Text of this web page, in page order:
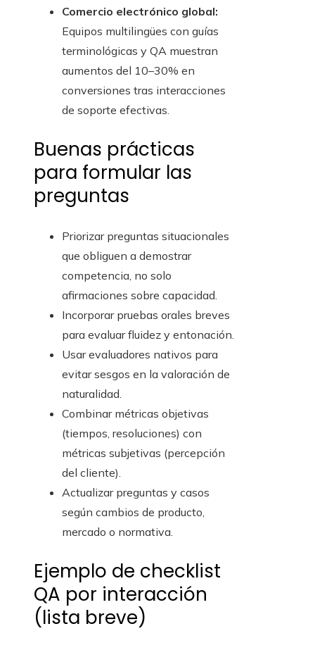
Comercio electrónico global:
Equipos multilingües con guías
terminológicas y QA muestran
aumentos del 10–30% en
conversiones tras interacciones
de soporte efectivas.
Buenas prácticas
para formular las
preguntas
Priorizar preguntas situacionales
que obliguen a demostrar
competencia, no solo
afirmaciones sobre capacidad.
Incorporar pruebas orales breves
para evaluar fluidez y entonación.
Usar evaluadores nativos para
evitar sesgos en la valoración de
naturalidad.
Combinar métricas objetivas
(tiempos, resoluciones) con
métricas subjetivas (percepción
del cliente).
Actualizar preguntas y casos
según cambios de producto,
mercado o normativa.
Ejemplo de checklist
QA por interacción
(lista breve)